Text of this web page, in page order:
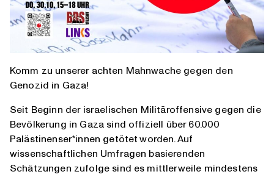
Komm zu unserer achten Mahnwache gegen den
Genozid in Gaza!
Seit Beginn der israelischen Militäroffensive gegen die
Bevölkerung in Gaza sind offiziell über 60.000
Palästinenser*innen getötet worden. Auf
wissenschaftlichen Umfragen basierenden
Schätzungen zufolge sind es mittlerweile mindestens